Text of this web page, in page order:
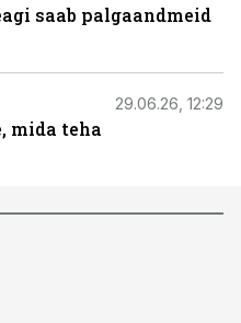
saab palgaandmeid
29.06.26, 12:29
mida teha